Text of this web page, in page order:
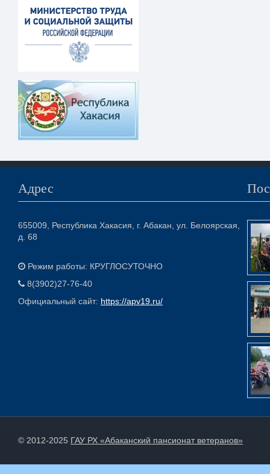
Адрес
655009, Республика Хакасия, г. Абакан, ул. Белоярская,
д. 68
Режим работы: КРУГЛОСУТОЧНО
8(3902)27-76-40
Официальный сайт: https://apv19.ru/
© 2012-2025 ГАУ РХ «Абаканский пансионат ветеранов»